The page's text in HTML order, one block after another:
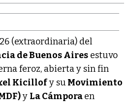
(extraordinaria) del
de Buenos Aires estuvo
feroz, abierta y sin fin
Kicillofy su Movimiento
y La Cámporaen